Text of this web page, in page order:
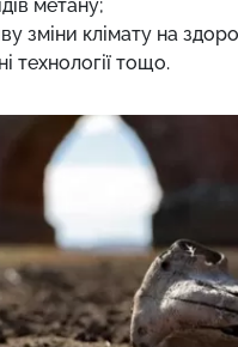
метану;
зміни клімату на
технології тощо.